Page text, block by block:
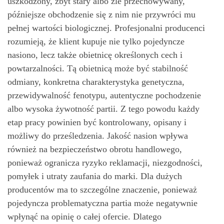
późniejsze obchodzenie się z nim nie przywróci mu
pełnej wartości biologicznej. Profesjonalni producenci
rozumieją, że klient kupuje nie tylko pojedyncze
nasiono, lecz także obietnicę określonych cech i
powtarzalności. Tą obietnicą może być stabilność
odmiany, konkretna charakterystyka genetyczna,
przewidywalność fenotypu, autentyczne pochodzenie
albo wysoka żywotność partii. Z tego powodu każdy
etap pracy powinien być kontrolowany, opisany i
możliwy do prześledzenia. Jakość nasion wpływa
również na bezpieczeństwo obrotu handlowego,
ponieważ ogranicza ryzyko reklamacji, niezgodności,
pomyłek i utraty zaufania do marki. Dla dużych
producentów ma to szczególne znaczenie, ponieważ
pojedyncza problematyczna partia może negatywnie
wpłynąć na opinię o całej ofercie. Dlatego